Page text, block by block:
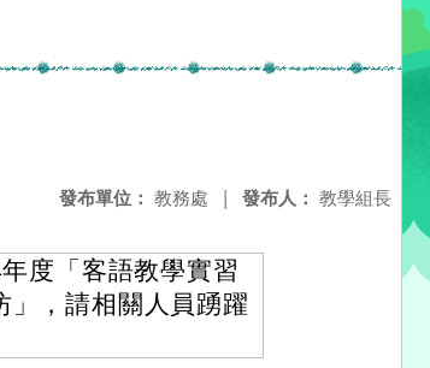
發布人： 教學組長
發布單位： 教務處 |
度「客語教學實習
」，請相關人員踴躍